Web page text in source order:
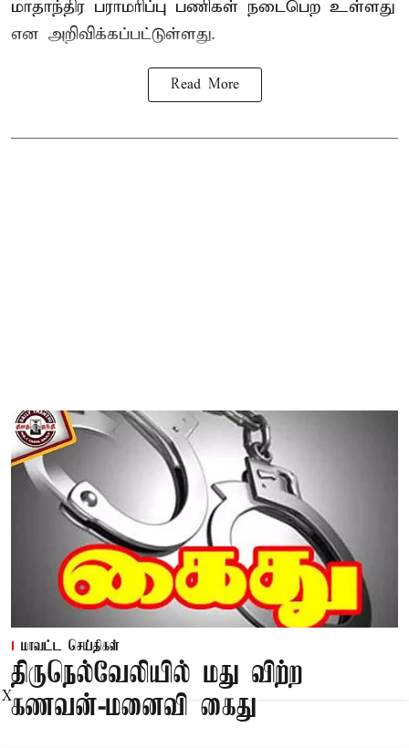
மாதாந்திர பராமரிப்பு பணிகள் நடைபெற உள்ளது
என அறிவிக்கப்பட்டுள்ளது.
Read More
மாவட்ட செய்திகள்
திருநெல்வேலியில் மது விற்ற
கணவன்-மனைவி கைது
X